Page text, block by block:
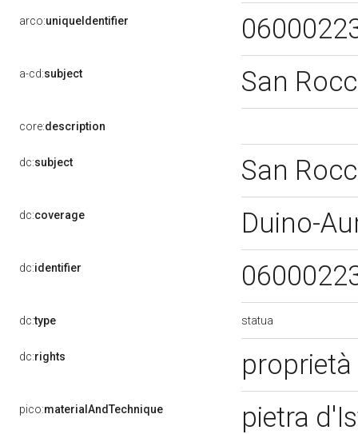
arco:uniqueIdentifier
a-cd:subject San
core:description
dc:subject San
dc:coverage Duino-
dc:identifier
dc:type statua
dc:rights
pico:materialAndTechnique pietra